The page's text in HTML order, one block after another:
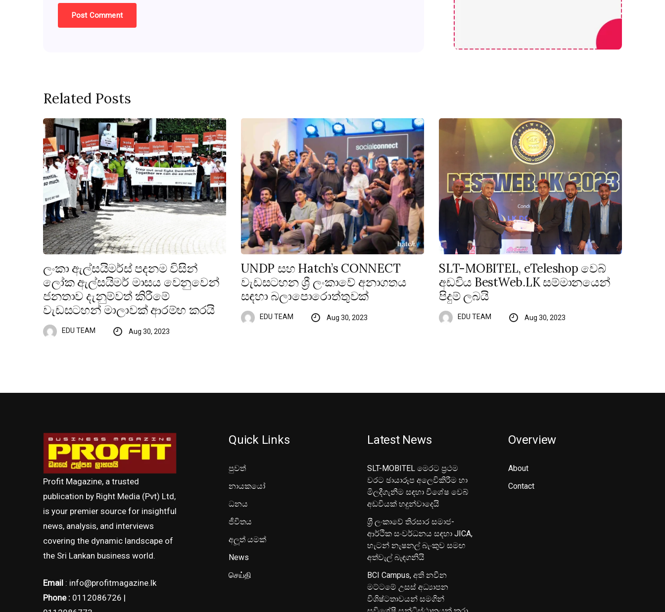
Related Posts
ලංකා ඇල්සයිමර්ස් පදනම විසින්
ලෝක ඇල්සයිමර් මාසය වෙනුවෙන්
ජනතාව දැනුම්වත් කිරීමේ
වැඩසටහන් මාලාවක් ආරම්භ කරයි
EDU TEAM Aug 30, 2023
UNDP සහ Hatch’s CONNECT
වැඩසටහන ශ්‍රී ලංකාවේ අනාගතය
සඳහා බලාපොරොත්තුවක්
EDU TEAM Aug 30, 2023
SLT-MOBITEL, eTeleshop වෙබ්
අඩවිය BestWeb.LK සම්මානයෙන්
පිදුම් ලබයි
EDU TEAM Aug 30, 2023
Profit Magazine, a trusted
publication by Right Media (Pvt) Ltd,
is your premier source for insightful
news, analysis, and interviews
covering the dynamic landscape of
the Sri Lankan business world.
Email : info@profitmagazine.lk
Phone : 0112086726 |
Quick Links
පුවත්
නායකයෝ
ධනය
ජීවිතය
අලූත් යමක්
News
செய்தி
Latest News
SLT-MOBITEL මෙරට ප්‍රථම
වරට ඡායාරූප අලෙවිකිරීම හා
මිලදීගැනීම සඳහා විශේෂ වෙබ්
අඩවියක් හදුන්වාදෙයි
ශ‍්‍රී ලංකාවේ තිරසාර සමාජ-
ආර්ථික සංවර්ධනය සඳහා JICA,
හැටන් නැෂනල් බැංකුව සමඟ
අත්වැල් බැඳගනියි
BCI Campus, අති නවීන
මට්ටමේ උසස් අධ්‍යාපන
විශිෂ්ටතාවයන් සමගින්
Overview
About
Contact